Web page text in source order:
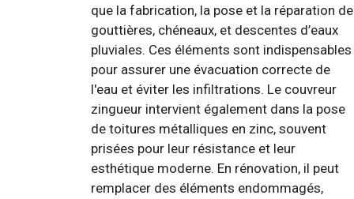
que la fabrication, la pose et la réparation de
gouttières, chéneaux, et descentes d’eaux
pluviales. Ces éléments sont indispensables
pour assurer une évacuation correcte de
l'eau et éviter les infiltrations. Le couvreur
zingueur intervient également dans la pose
de toitures métalliques en zinc, souvent
prisées pour leur résistance et leur
esthétique moderne. En rénovation, il peut
remplacer des éléments endommagés,